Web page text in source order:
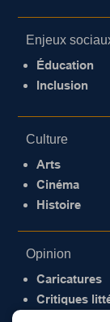
Enjeux
Éducation
Inclusion
Culture
Arts
Cinéma
Histoire
Opinion
Caricatures
Critiques